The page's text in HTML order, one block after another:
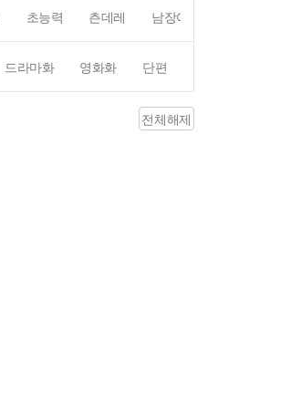
초능력 츤데레 남장여자
드라마화 영화화 단편
전체해제